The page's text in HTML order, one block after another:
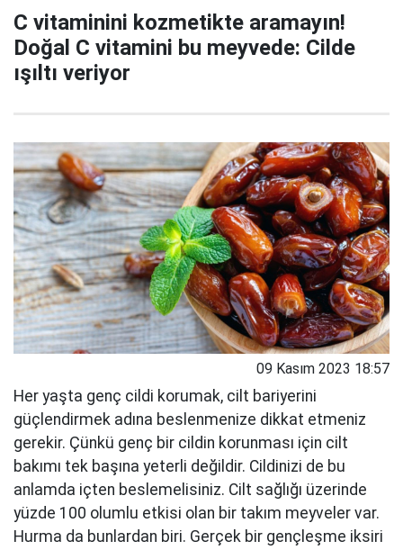
C vitaminini kozmetikte aramayın!
Doğal C vitamini bu meyvede: Cilde
ışıltı veriyor
09 Kasım 2023 18:57
Her yaşta genç cildi korumak, cilt bariyerini
güçlendirmek adına beslenmenize dikkat etmeniz
gerekir. Çünkü genç bir cildin korunması için cilt
bakımı tek başına yeterli değildir. Cildinizi de bu
anlamda içten beslemelisiniz. Cilt sağlığı üzerinde
yüzde 100 olumlu etkisi olan bir takım meyveler var.
Hurma da bunlardan biri. Gerçek bir gençleşme iksiri